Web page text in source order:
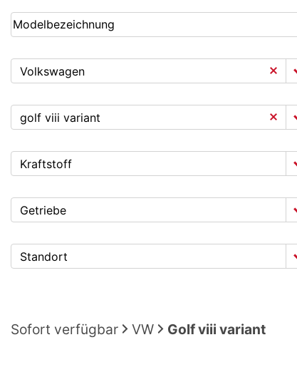
Volkswagen
golf viii variant
Kraftstoff
Getriebe
Standort
Sofort verfügbar VW Golf viii variant